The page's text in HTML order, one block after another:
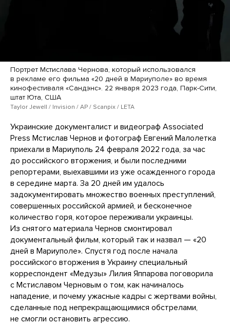
Портрет Мстислава Чернова, который использовался
в рекламе его фильма «20 дней в Мариуполе» во время
кинофестиваля «Сандэнс». 22 января 2023 года, Парк-Сити,
штат Юта, США
Taylor Jewell / Invision / AP / Scanpix / LETA
Украинские документалист и видеограф Associated
Press Мстислав Чернов и фотограф Евгений Малолетка
приехали в Мариуполь 24 февраля 2022 года, за час
до российского вторжения, и были последними
репортерами, выехавшими из уже осажденного города
в середине марта. За 20 дней им удалось
задокументировать множество военных преступлений,
совершенных российской армией, и бесконечное
количество горя, которое переживали украинцы.
Из снятого материала Чернов смонтировал
документальный фильм, который так и назвал — «20
дней в Мариуполе». Спустя год после начала
российского вторжения в Украину специальный
корреспондент «Медузы» Лилия Яппарова поговорила
с Мстиславом Черновым о том, как начиналось
нападение, и почему ужасные кадры с жертвами войны,
сделанные под непрекращающимися обстрелами,
не смогли остановить агрессию.